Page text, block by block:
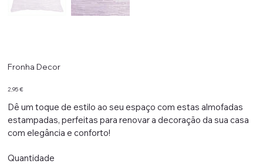
Fronha Decor
Preço
2,95 €
Dê um toque de estilo ao seu espaço com estas almofadas
estampadas, perfeitas para renovar a decoração da sua casa
com elegância e conforto!
Quantidade